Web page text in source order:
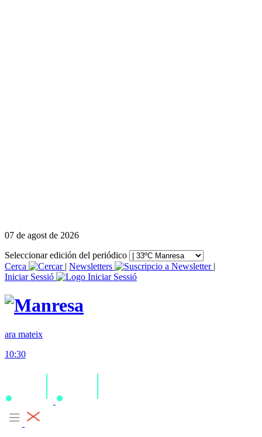
07 de agost de 2026
Seleccionar edición del periódico
Cerca
| Newsletters
|
Iniciar Sessió
ara mateix
10:30